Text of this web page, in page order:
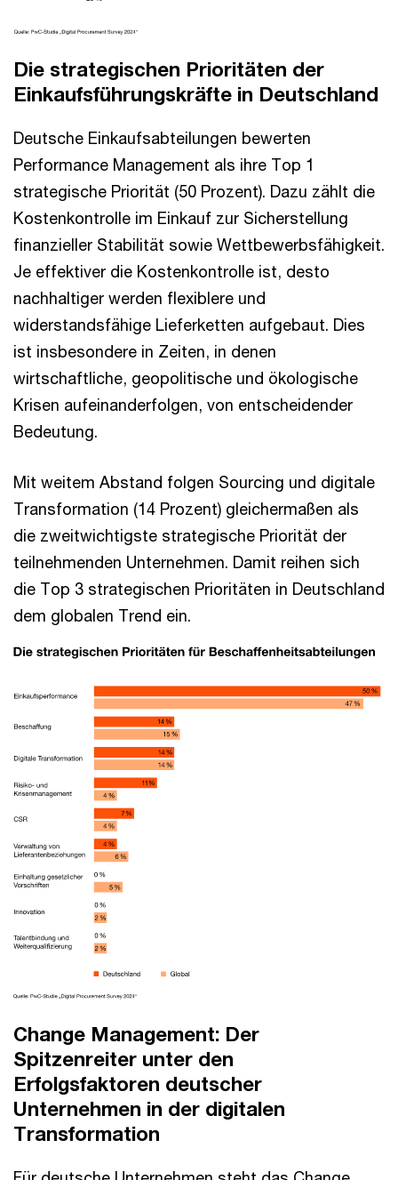
Die strategischen Prioritäten der
Einkaufsführungskräfte in Deutschland
Deutsche Einkaufsabteilungen bewerten
Performance Management als ihre Top 1
strategische Priorität (50 Prozent). Dazu zählt die
Kostenkontrolle im Einkauf zur Sicherstellung
finanzieller Stabilität sowie Wettbewerbsfähigkeit.
Je effektiver die Kostenkontrolle ist, desto
nachhaltiger werden flexiblere und
widerstandsfähige Lieferketten aufgebaut. Dies
ist insbesondere in Zeiten, in denen
wirtschaftliche, geopolitische und ökologische
Krisen aufeinanderfolgen, von entscheidender
Bedeutung.
Mit weitem Abstand folgen Sourcing und digitale
Transformation (14 Prozent) gleichermaßen als
die zweitwichtigste strategische Priorität der
teilnehmenden Unternehmen. Damit reihen sich
die Top 3 strategischen Prioritäten in Deutschland
dem globalen Trend ein.
Change Management: Der
Spitzenreiter unter den
Erfolgsfaktoren deutscher
Unternehmen in der digitalen
Transformation